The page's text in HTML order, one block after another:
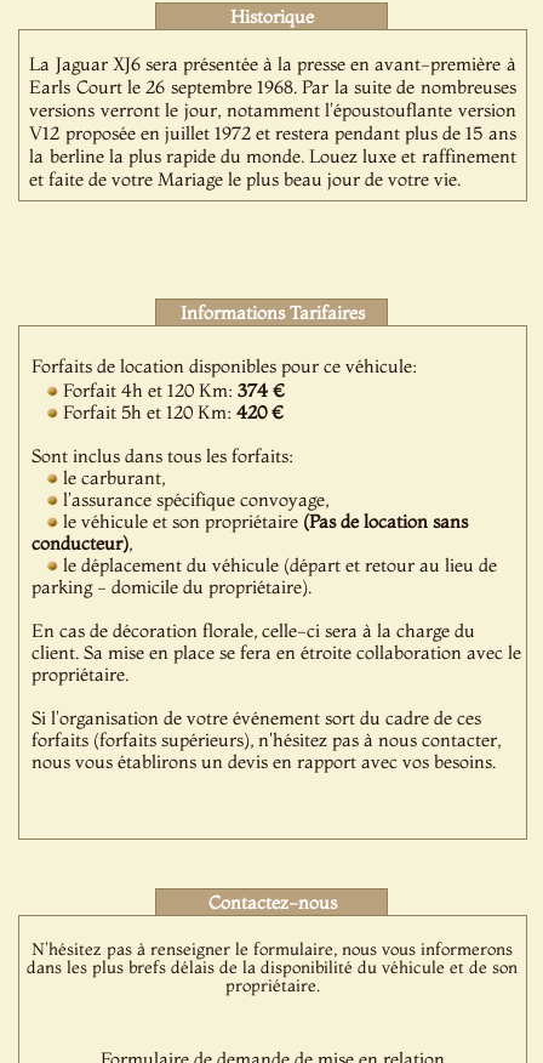
Historique
La Jaguar XJ6 sera présentée à la presse en avant-première à
Earls Court le 26 septembre 1968. Par la suite de nombreuses
versions verront le jour, notamment l'époustouflante version
V12 proposée en juillet 1972 et restera pendant plus de 15 ans
la berline la plus rapide du monde. Louez luxe et raffinement
et faite de votre Mariage le plus beau jour de votre vie.
Informations Tarifaires
Forfaits de location disponibles pour ce véhicule:
Forfait 4h et 120 Km:374 €
Forfait 5h et 120 Km:420 €
Sont inclus dans tous les forfaits:
le carburant,
l'assurance spécifique convoyage,
le véhicule et son propriétaire (Pas de location sans
conducteur),
le déplacement du véhicule (départ et retour au lieu de
parking - domicile du propriétaire).
En cas de décoration florale, celle-ci sera à la charge du
client. Sa mise en place se fera en étroite collaboration avec le
propriétaire.
Si l'organisation de votre événement sort du cadre de ces
forfaits (forfaits supérieurs), n'hésitez pas à nous contacter,
nous vous établirons un devis en rapport avec vos besoins.
Contactez-nous
N'hésitez pas à renseigner le formulaire, nous vous informerons
dans les plus brefs délais de la disponibilité du véhicule et de son
propriétaire.